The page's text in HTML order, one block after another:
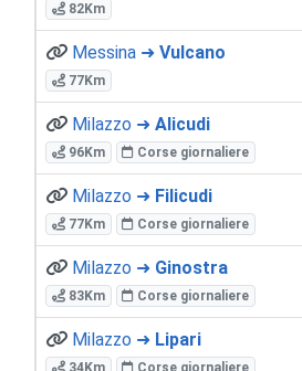
82Km
Messina ➜ Vulcano
77Km
Milazzo ➜ Alicudi
96Km Corse giornaliere
Milazzo ➜ Filicudi
77Km Corse giornaliere
Milazzo ➜ Ginostra
83Km Corse giornaliere
Milazzo ➜ Lipari
34Km Corse giornaliere